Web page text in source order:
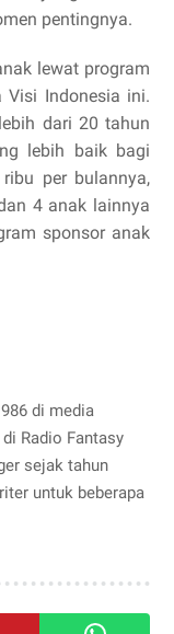
pentingnya.
lewat program
Visi Indonesia ini.
dari 20 tahun
lebih baik bagi
per bulannya,
4 anak lainnya
sponsor anak
di media
Radio Fantasy
sejak tahun
untuk beberapa